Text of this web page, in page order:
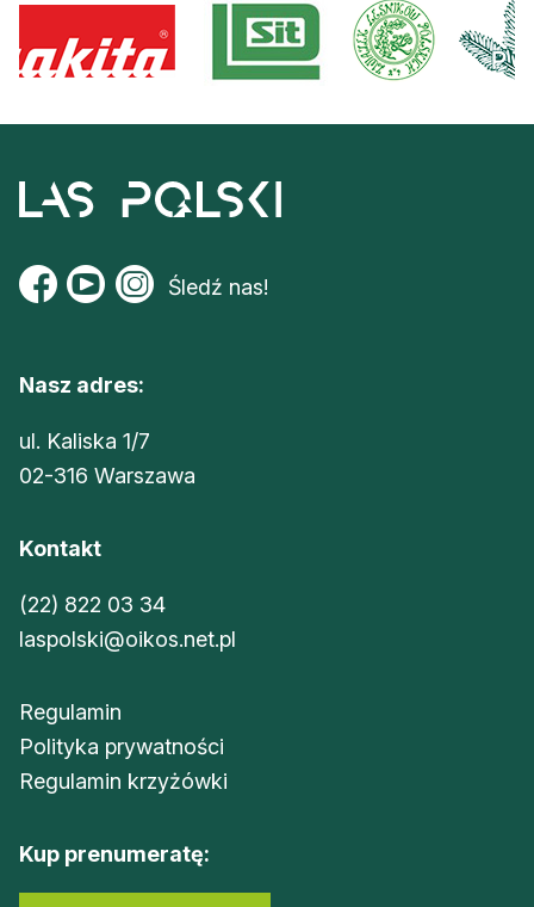
Śledź nas!
Nasz adres:
ul. Kaliska 1/7
02-316 Warszawa
Kontakt
(22) 822 03 34
laspolski@oikos.net.pl
Regulamin
Polityka prywatności
Regulamin krzyżówki
Kup prenumeratę: